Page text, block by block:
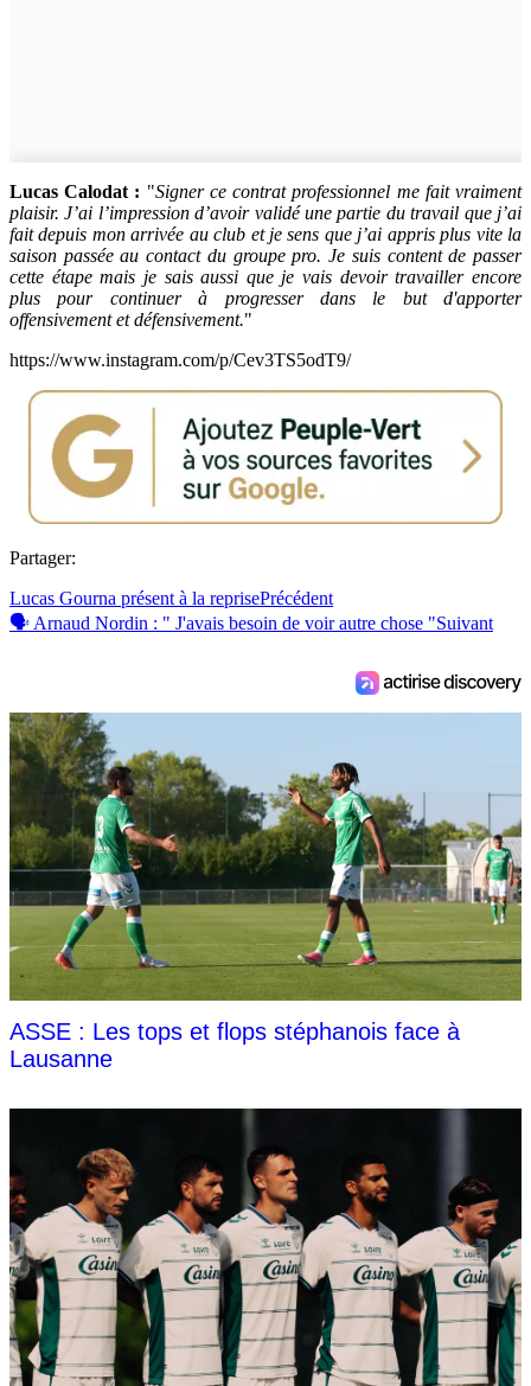
Lucas Calodat : "Signer ce contrat professionnel me fait vraiment
plaisir. J’ai l’impression d’avoir validé une partie du travail que j’ai
fait depuis mon arrivée au club et je sens que j’ai appris plus vite la
saison passée au contact du groupe pro. Je suis content de passer
cette étape mais je sais aussi que je vais devoir travailler encore
plus pour continuer à progresser dans le but d'apporter
offensivement et défensivement."
https://www.instagram.com/p/Cev3TS5odT9/
Partager:
Lucas Gourna présent à la reprisePrécédent
🗣 Arnaud Nordin : " J'avais besoin de voir autre chose "Suivant
ASSE : Les tops et flops stéphanois face à
Lausanne